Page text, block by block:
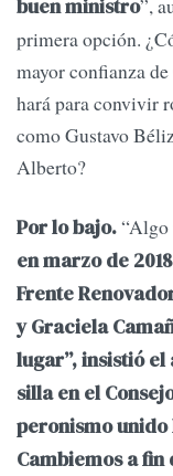
buen ministro”,
primera opción.
mayor confianza
hará para convivir
como Gustavo
Alberto?
Por lo bajo.“Algo
en marzo de
Frente
y Graciela
lugar”, insistió el
silla en el
peronismo
Cambiemos a fin